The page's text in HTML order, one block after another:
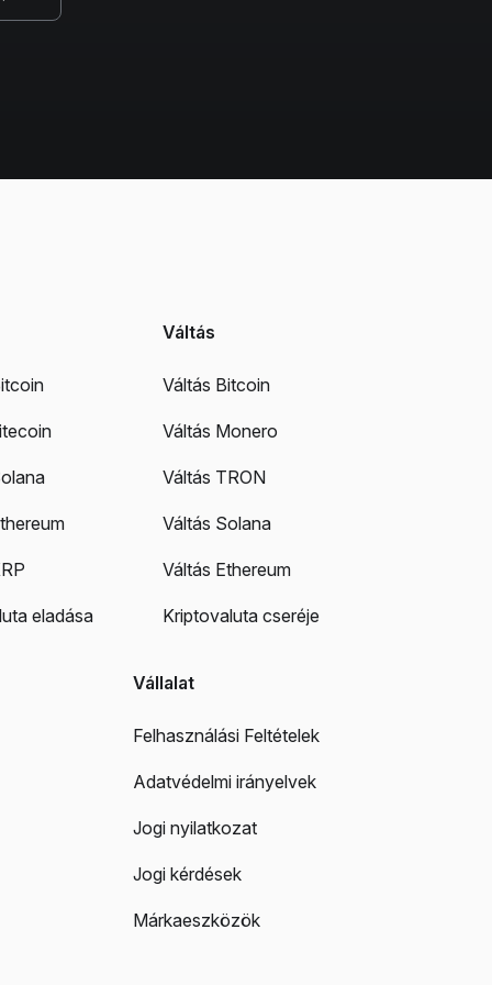
eladása
Váltás
Váltás Bitcoin
Váltás Monero
Váltás TRON
Váltás Solana
Váltás Ethereum
Kriptovaluta cseréje
Vállalat
Felhasználási Feltételek
Adatvédelmi irányelvek
Jogi nyilatkozat
Jogi kérdések
Márkaeszközök